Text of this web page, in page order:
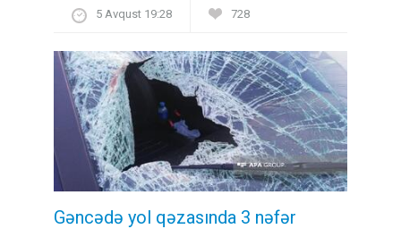
5 Avqust 19:28 728
Gəncədə yol qəzasında 3 nəfər